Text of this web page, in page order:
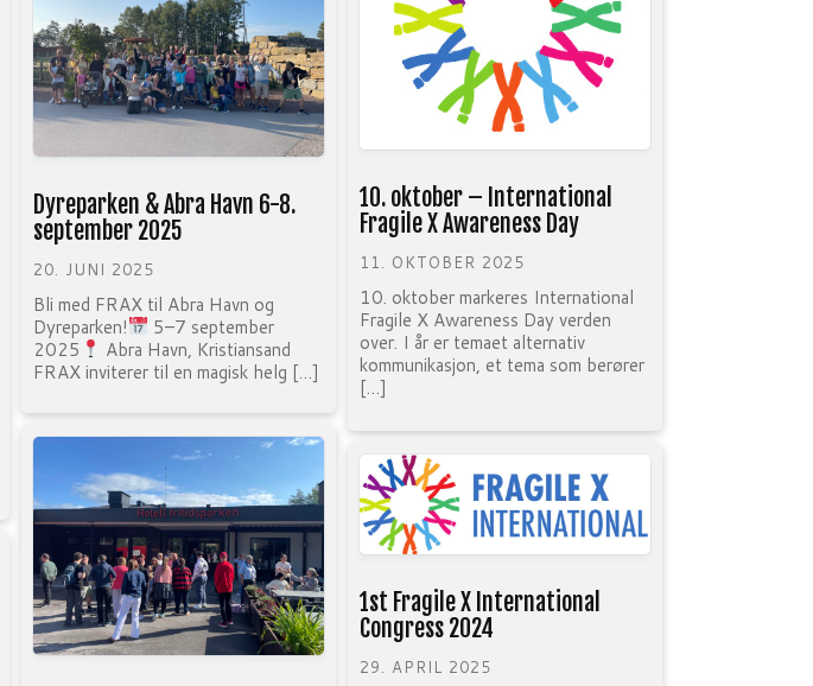
10. oktober – International
Fragile X Awareness Day
11. OKTOBER 2025
10. oktober markeres International
Fragile X Awareness Day verden
over. I år er temaet alternativ
kommunikasjon, et tema som berører
[…]
Dyreparken & Abra Havn 6-8.
september 2025
20. JUNI 2025
Bli med FRAX til Abra Havn og
Dyreparken!
5–7 september
2025
Abra Havn, Kristiansand
FRAX inviterer til en magisk helg […]
1st Fragile X International
Congress 2024
29. APRIL 2025